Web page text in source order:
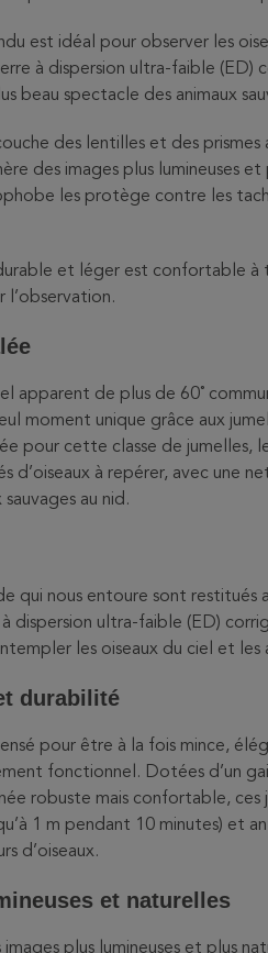
est idéal pour observer les
à dispersion ultra-faible (ED)
beau spectacle des animaux
des lentilles et des prismes
des images plus lumineuses
les protège contre les
et léger est confortable
apparent de plus de 60˚
moment unique grâce aux
pour cette classe de jumelles,
d’oiseaux à repérer, avec une
au nid.
qui nous entoure sont
à dispersion ultra-faible (ED)
les oiseaux du ciel et les
durabilité
pour être à la fois mince,
fonctionnel. Dotées d’un
robuste mais confortable,
1 m pendant 10 minutes) et
d’oiseaux.
et naturelles
images plus lumineuses et plus